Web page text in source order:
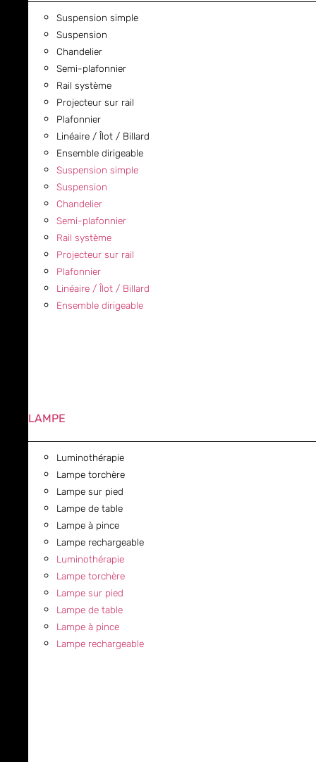
Suspension simple
Suspension
Chandelier
Semi-plafonnier
Rail système
Projecteur sur rail
Plafonnier
Linéaire / Îlot / Billard
Ensemble dirigeable
Suspension simple
Suspension
Chandelier
Semi-plafonnier
Rail système
Projecteur sur rail
Plafonnier
Linéaire / Îlot / Billard
Ensemble dirigeable
LAMPE
Luminothérapie
Lampe torchère
Lampe sur pied
Lampe de table
Lampe à pince
Lampe rechargeable
Luminothérapie
Lampe torchère
Lampe sur pied
Lampe de table
Lampe à pince
Lampe rechargeable